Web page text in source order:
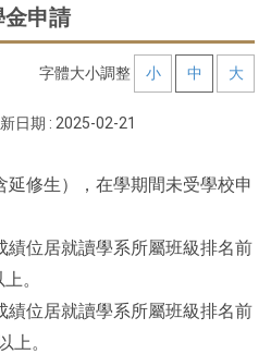
金申請
字體大小調整 小 中 大
日期 : 2025-02-21
修生），在學期間未受學校申
績位居就讀學系所屬班級排名前
。
績位居就讀學系所屬班級排名前
上。